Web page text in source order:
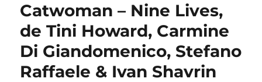
Catwoman – Nine Lives,
de Tini Howard, Carmine
Di Giandomenico, Stefano
Raffaele & Ivan Shavrin